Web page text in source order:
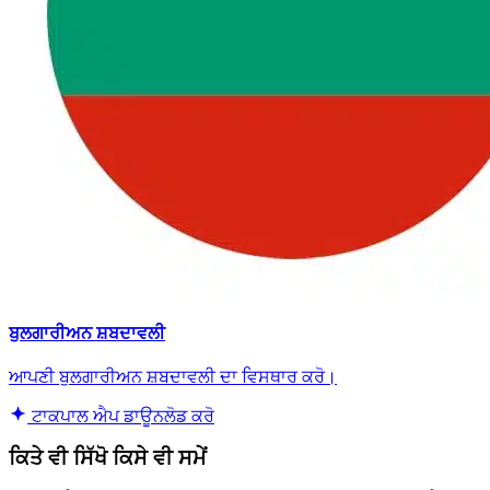
ਬੁਲਗਾਰੀਅਨ ਸ਼ਬਦਾਵਲੀ
ਆਪਣੀ ਬੁਲਗਾਰੀਅਨ ਸ਼ਬਦਾਵਲੀ ਦਾ ਵਿਸਥਾਰ ਕਰੋ।
ਟਾਕਪਾਲ ਐਪ ਡਾਊਨਲੋਡ ਕਰੋ
ਕਿਤੇ ਵੀ ਸਿੱਖੋ ਕਿਸੇ ਵੀ ਸਮੇਂ